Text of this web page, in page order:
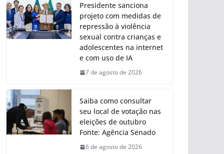
Presidente sanciona
projeto com medidas de
repressão à violência
sexual contra crianças e
adolescentes na internet
e com uso de IA
7 de agosto de 2026
Saiba como consultar
seu local de votação nas
eleições de outubro
Fonte: Agência Senado
6 de agosto de 2026